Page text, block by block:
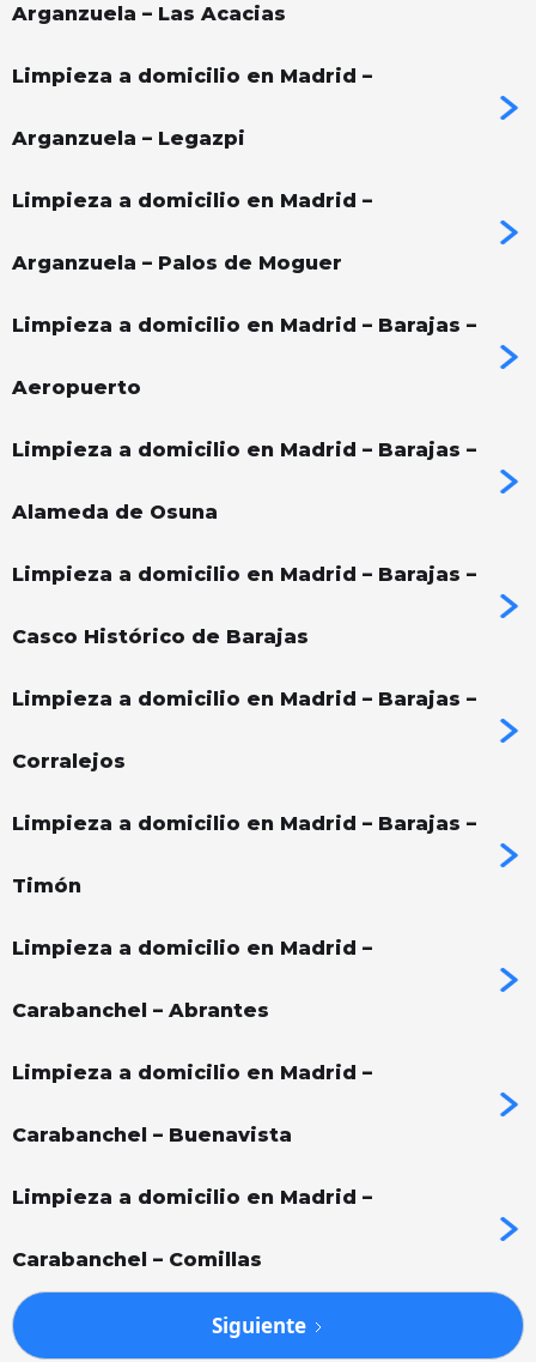
Arganzuela – Las Acacias
Limpieza a domicilio en Madrid –
Arganzuela – Legazpi
Limpieza a domicilio en Madrid –
Arganzuela – Palos de Moguer
Limpieza a domicilio en Madrid – Barajas –
Aeropuerto
Limpieza a domicilio en Madrid – Barajas –
Alameda de Osuna
Limpieza a domicilio en Madrid – Barajas –
Casco Histórico de Barajas
Limpieza a domicilio en Madrid – Barajas –
Corralejos
Limpieza a domicilio en Madrid – Barajas –
Timón
Limpieza a domicilio en Madrid –
Carabanchel – Abrantes
Limpieza a domicilio en Madrid –
Carabanchel – Buenavista
Limpieza a domicilio en Madrid –
Carabanchel – Comillas
Siguiente